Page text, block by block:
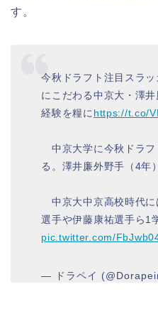
す。
今秋ドラフト注目スラ
にこだわる中京大・澤
経験を糧に https://t.co/
中京大学に今秋ドラフ
る。澤井廉外野手（4年
中京大中京高校時代に
選手や伊藤康祐選手ら1
pic.twitter.com/
— ドラペイ